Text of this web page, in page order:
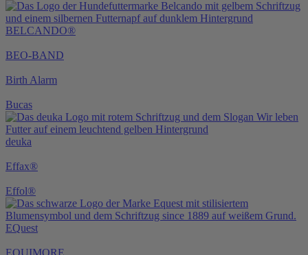
BELCANDO®
BEO-BAND
Birth Alarm
Bucas
deuka
Effax®
Effol®
EQuest
EQUIMORE